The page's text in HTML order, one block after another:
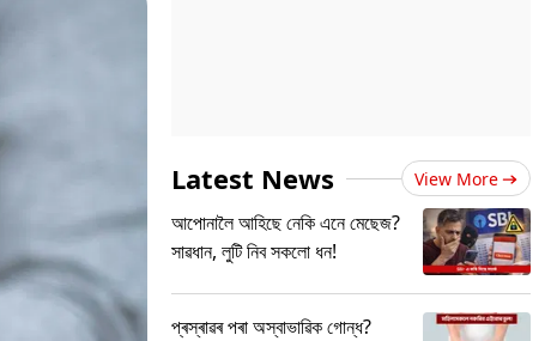
Latest News View More
আপোনালৈ আহিছে নেকি এনে মেছেজ?
সাৱধান, লুটি নিব সকলো ধন!
প্ৰস্ৰাৱৰ পৰা অস্বাভাৱিক গোন্ধ?